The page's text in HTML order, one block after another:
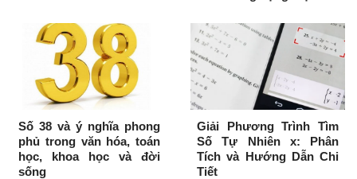
Số 38 và ý nghĩa phong
phủ trong văn hóa, toán
học, khoa học và đời
sống
Giải Phương Trình Tìm
Số Tự Nhiên x: Phân
Tích và Hướng Dẫn Chi
Tiết